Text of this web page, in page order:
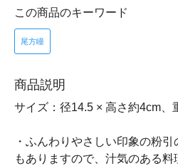
この商品のキーワード
尾方瞳
商品説明
サイズ：径14.5 × 高さ約4cm、
・ふんわりやさしい印象の粉
もありますので、汁気のある料